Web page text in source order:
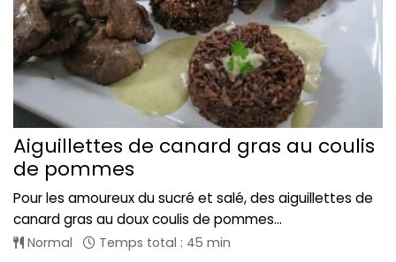
Aiguillettes de canard gras au coulis
de pommes
Pour les amoureux du sucré et salé, des aiguillettes de
canard gras au doux coulis de pommes...
Normal Temps total : 45 min